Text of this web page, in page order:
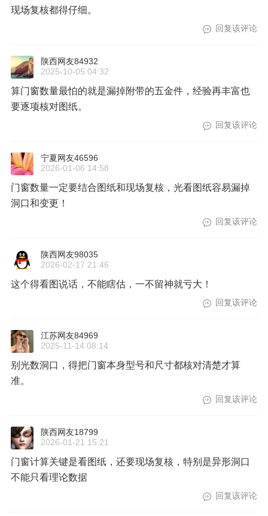
现场复核都得仔细。
回复该评论
陕西网友84932
2025-10-05 04:32
算门窗数量最怕的就是漏掉附带的五金件，经验再丰富也
要逐项核对图纸。
回复该评论
宁夏网友46596
2026-01-06 14:58
门窗数量一定要结合图纸和现场复核，光看图纸容易漏掉
洞口和变更！
回复该评论
陕西网友98035
2026-02-17 21:46
这个得看图说话，不能瞎估，一不留神就亏大！
回复该评论
江苏网友84969
2025-11-14 08:14
别光数洞口，得把门窗本身型号和尺寸都核对清楚才算
准。
回复该评论
陕西网友18799
2026-01-21 15:21
门窗计算关键是看图纸，还要现场复核，特别是异形洞口
不能只看理论数据
回复该评论